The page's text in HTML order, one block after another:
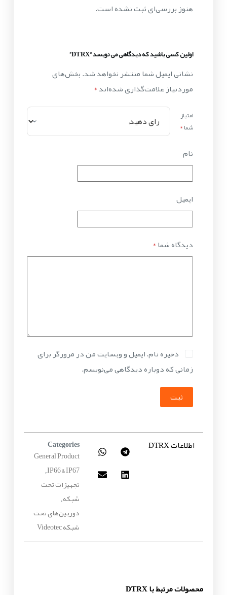
هنوز بررسی‌ای ثبت نشده است.
اولین کسی باشید که دیدگاهی می نویسد “DTRX”
نشانی ایمیل شما منتشر نخواهد شد.بخش‌های
موردنیاز علامت‌گذاری شده‌اند*
امتیاز
شما*
نام
ایمیل
دیدگاه شما*
ذخیره نام، ایمیل و وبسایت من در مرورگر برای
زمانی که دوباره دیدگاهی می‌نویسم.
ثبت
اطلاعات DTRX Categories
General Product
IP66 & IP67
تجهیزات تحت
شبکه
دوربین‌های تحت
شبکه Videotec
محصولات مرتبط با DTRX